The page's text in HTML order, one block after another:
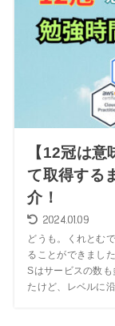
【12冠は
て取得する
介！
2024.01.09
どうも。くれとむ
ることができまし
Sはサービスの数
たけど、レベルに